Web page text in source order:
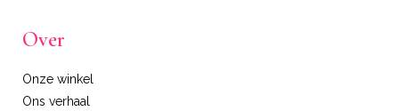
Over
Onze winkel
Ons verhaal